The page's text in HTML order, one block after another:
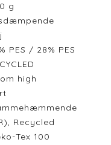
g
PES / 28% PES
high
Recycled
Tex 100